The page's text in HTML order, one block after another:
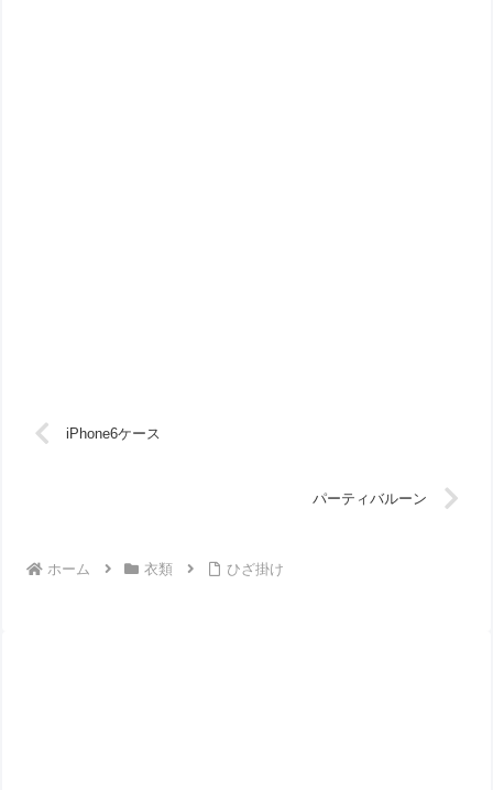
iPhone6ケース
パーティバルーン
ホーム 衣類 ひざ掛け